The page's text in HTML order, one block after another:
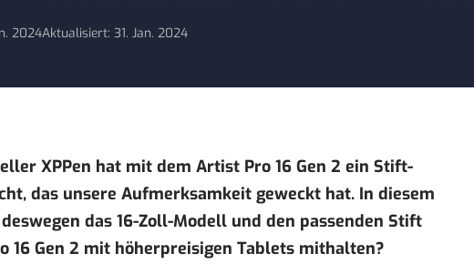
2024Aktualisiert: 31. Jan. 2024
XPPen hat mit dem Artist Pro 16 Gen 2 ein Stift-
das unsere Aufmerksamkeit geweckt hat. In diesem
das 16-Zoll-Modell und den passenden Stift
16 Gen 2 mit höherpreisigen Tablets mithalten?